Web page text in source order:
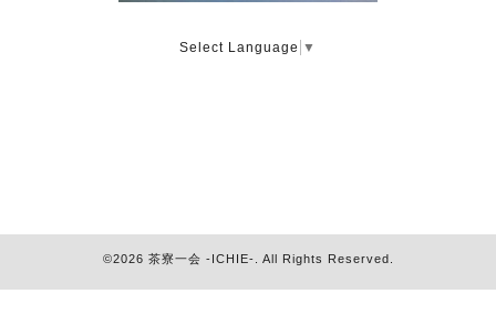
Select Language ▼
©2026 茶寮一会 -ICHIE- . All Rights Reserved.